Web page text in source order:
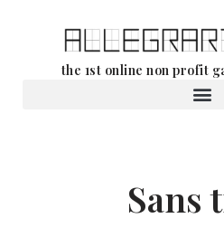
the 1st online non profit
Sans